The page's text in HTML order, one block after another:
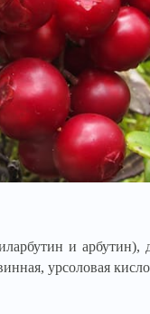
и арбутин),
урсоловая